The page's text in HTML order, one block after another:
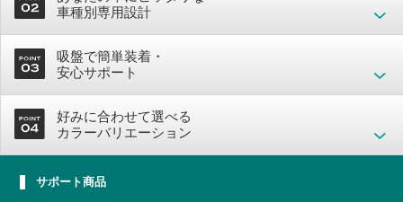
車種別専用設計
吸盤で簡単装着・
安心サポート
好みに合わせて選べる
カラーバリエーション
サポート商品